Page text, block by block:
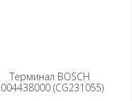
Терминал BOSCH
(CG231055)